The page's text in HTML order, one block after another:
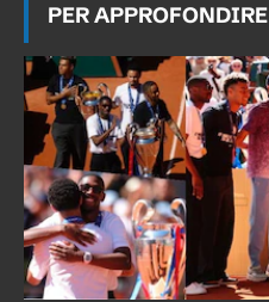
PER APPROFONDIRE